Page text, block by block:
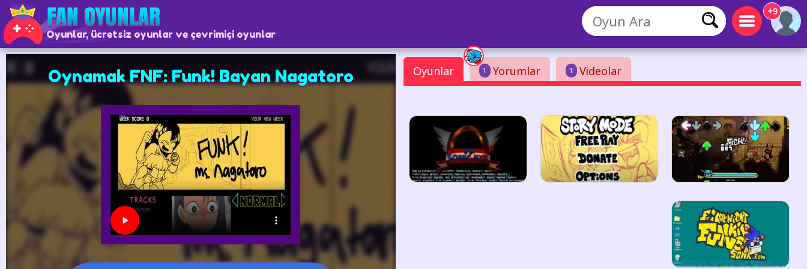
Oyunlar, ücretsiz oyunlar ve çevrimiçi oyunlar
+9
Oynamak FNF: Funk! Bayan Nagatoro Oyunlar 1 Yorumlar 1 Videolar